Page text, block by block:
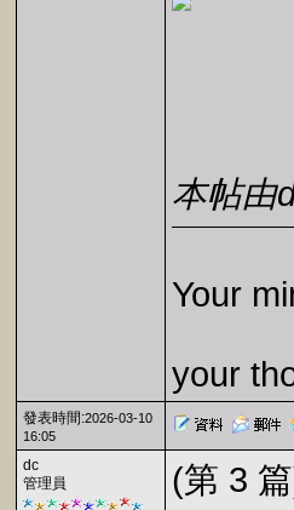
本帖由
Your
your
發表時間:2026-03-10
16:05
dc
管理員
(第 3